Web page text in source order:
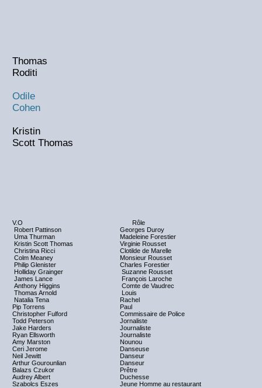
Thomas
Roditi
Odile
Cohen
Kristin
Scott Thomas
V.O
Rôle
Robert Pattinson
Georges Duroy
Uma Thurman
Madeleine Forestier
Kristin Scott Thomas
Virginie Rousset
Christina Ricci
Clotilde de Marelle
Colm Meaney
Monsieur Rousset
Philip Glenister
Charles Forestier
Holliday Grainger
Suzanne Rousset
James Lance
François Laroche
Anthony Higgins
Comte de Vaudrec
Thomas Arnold
Louis
Natalia Tena
Rachel
Pip Torrens
Paul
Christopher Fulford
Commissaire de Police
Todd Peterson
Jornaliste
Jake Harders
Journaliste
Ryan Ellsworth
Journaliste
Amy Marston
Nounou
Ceri Jerome
Danseuse
Neil Jewitt
Danseur
Arthur Gourounlian
Danseur
Balazs Czukor
Prêtre
Audrey Albert
Duchesse
Szabolcs Eszes
Jeune Homme au restaurant